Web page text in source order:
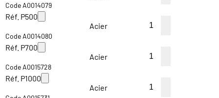
Code A0014079
Réf. P500
Code A0014080
Acier
Réf. P700
Code A0015728
Acier
Réf. P1000
Acier